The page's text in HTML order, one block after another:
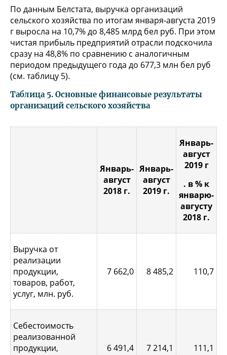
По данным Белстата, выручка организаций
сельского хозяйства по итогам января-августа 2019
г выросла на 10,7% до 8,485 млрд бел руб. При этом
чистая прибыль предприятий отрасли подскочила
сразу на 48,8% по сравнению с аналогичным
периодом предыдущего года до 677,3 млн бел руб
(см. таблицу 5).
Таблица 5. Основные финансовые результаты
организаций сельского хозяйства
Январь-
август
2018 г.
Январь-
август
2019 г.
Январь-
август
2019 г
. в % к
январю-
августу
2018 г.
Выручка от
реализации
продукции,
товаров, работ,
услуг, млн. руб.
7 662,0 8 485,2 110,7
Себестоимость
реализованной
продукции,
6 491,4 7 214,1 111,1